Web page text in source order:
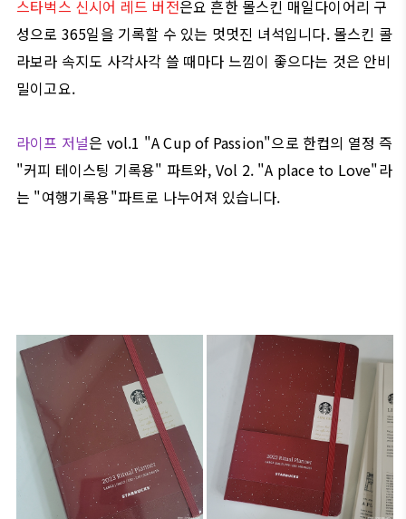
스타벅스 신시어 레드 버전은요 흔한 몰스킨 매일다이어리 구
성으로 365일을 기록할 수 있는 멋멋진 녀석입니다. 몰스킨 콜
라보라 속지도 사각사각 쓸 때마다 느낌이 좋으다는 것은 안비
밀이고요.
라이프 저널은 vol.1 "A Cup of Passion"으로 한컵의 열정 즉
"커피 테이스팅 기록용" 파트와, Vol 2. "A place to Love"라
는 "여행기록용"파트로 나누어져 있습니다.